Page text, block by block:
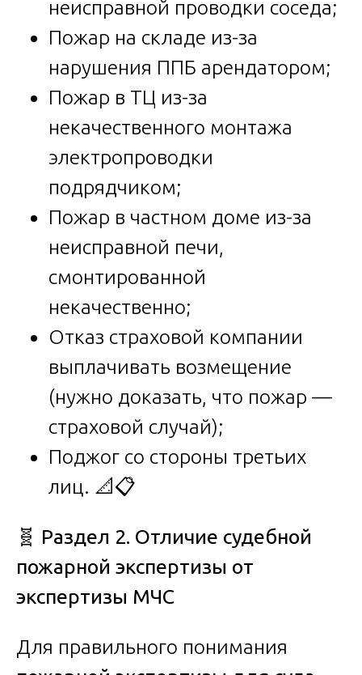
неисправной проводки соседа;
Пожар на складе из-за
нарушения ППБ арендатором;
Пожар в ТЦ из-за
некачественного монтажа
электропроводки
подрядчиком;
Пожар в частном доме из-за
неисправной печи,
смонтированной
некачественно;
Отказ страховой компании
выплачивать возмещение
(нужно доказать, что пожар —
страховой случай);
Поджог со стороны третьих
лиц. 📐📋
🧬 Раздел 2. Отличие судебной
пожарной экспертизы от
экспертизы МЧС
Для правильного понимания